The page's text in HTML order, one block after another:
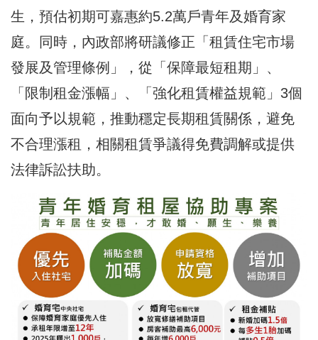
生，預估初期可嘉惠約5.2萬戶青年及婚育家
庭。同時，內政部將研議修正「租賃住宅市場
發展及管理條例」，從「保障最短租期」、
「限制租金漲幅」、「強化租賃權益規範」3個
面向予以規範，推動穩定長期租賃關係，避免
不合理漲租，相關租賃爭議得免費調解或提供
法律訴訟扶助。